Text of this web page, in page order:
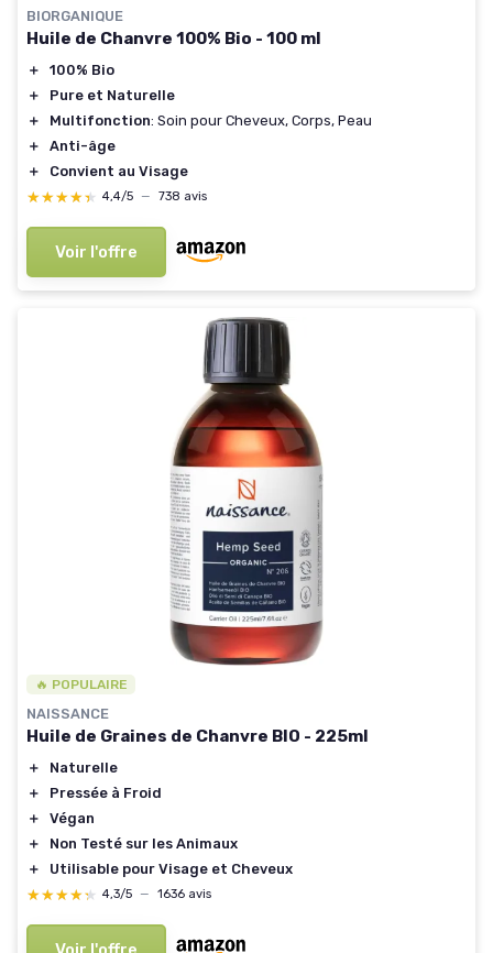
BIORGANIQUE
Huile de Chanvre 100% Bio - 100 ml
＋
100% Bio
＋
Pure et Naturelle
＋
Multifonction: Soin pour Cheveux, Corps, Peau
＋
Anti-âge
＋
Convient au Visage
★★★★★
★★★★★ 4,4/5 — 738 avis
Voir l'offre
🔥 POPULAIRE
NAISSANCE
Huile de Graines de Chanvre BIO - 225ml
＋
Naturelle
＋
Pressée à Froid
＋
Végan
＋
Non Testé sur les Animaux
＋
Utilisable pour Visage et Cheveux
★★★★★
★★★★★ 4,3/5 — 1636 avis